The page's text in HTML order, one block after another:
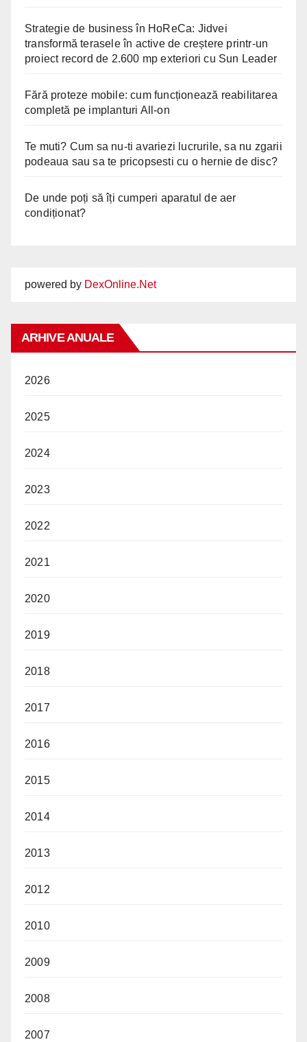
Strategie de business în HoReCa: Jidvei
transformă terasele în active de creștere printr-un
proiect record de 2.600 mp exteriori cu Sun Leader
Fără proteze mobile: cum funcționează reabilitarea
completă pe implanturi All-on
Te muti? Cum sa nu-ti avariezi lucrurile, sa nu zgarii
podeaua sau sa te pricopsesti cu o hernie de disc?
De unde poți să îți cumperi aparatul de aer
condiționat?
powered by DexOnline.Net
ARHIVE ANUALE
2026
2025
2024
2023
2022
2021
2020
2019
2018
2017
2016
2015
2014
2013
2012
2010
2009
2008
2007